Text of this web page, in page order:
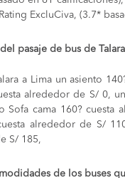
ExcluCiva, (3.7*
pasaje de bus de
a Lima un asiento
alrededor de S/ 0,
Sofa cama 160? cuesta
alrededor de S/
S/ 185,
de los buses